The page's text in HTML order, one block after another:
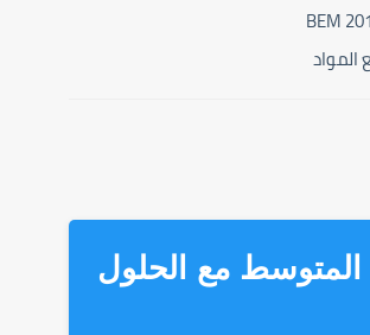
المتوسط مع الحلول